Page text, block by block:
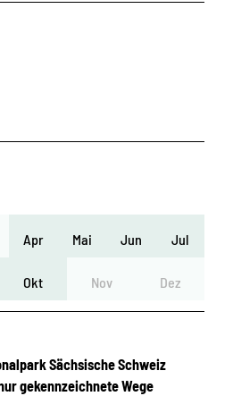
Apr Mai Jun Jul
Okt Nov Dez
Sächsische Schweiz
gekennzeichnete Wege